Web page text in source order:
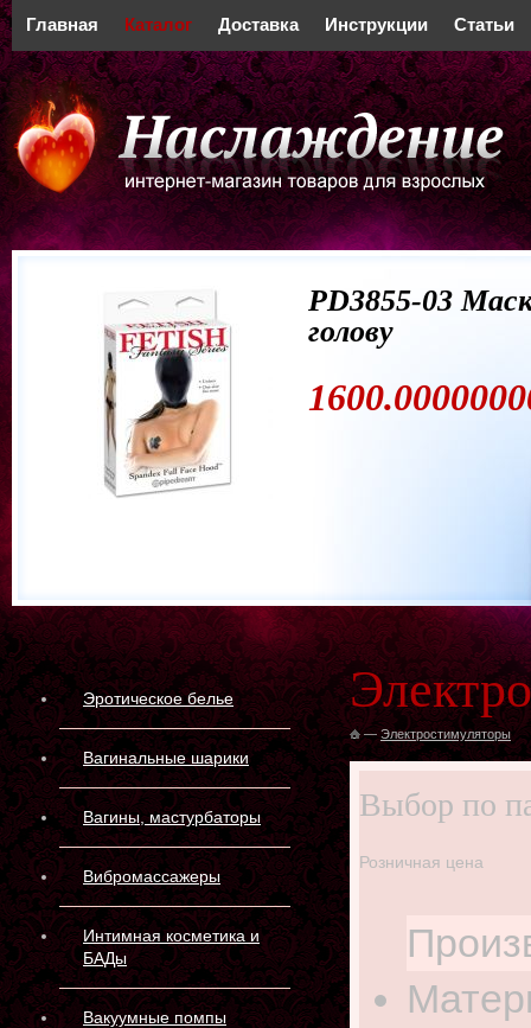
Главная Каталог Доставка Инструкции Статьи
PD3855-03
голову
Эротическое белье
Вагинальные шарики
Вагины, мастурбаторы
Вибромассажеры
Интимная косметика и
БАДы
Вакуумные помпы
— Электростимуляторы
Выбор по
Розничная цена